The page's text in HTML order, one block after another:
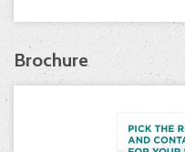
Brochure